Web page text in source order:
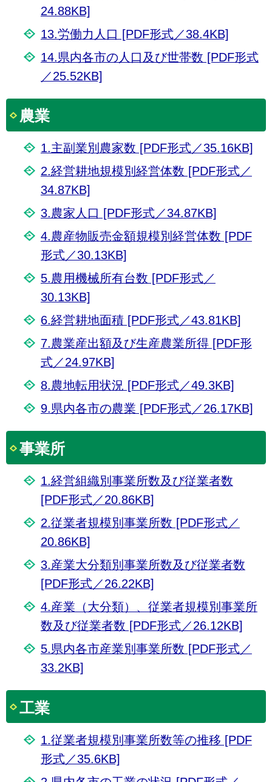
24.88KB]
13.労働力人口 [PDF形式／38.4KB]
14.県内各市の人口及び世帯数 [PDF形式
／25.52KB]
農業
1.主副業別農家数 [PDF形式／35.16KB]
2.経営耕地規模別経営体数 [PDF形式／
34.87KB]
3.農家人口 [PDF形式／34.87KB]
4.農産物販売金額規模別経営体数 [PDF
形式／30.13KB]
5.農用機械所有台数 [PDF形式／
30.13KB]
6.経営耕地面積 [PDF形式／43.81KB]
7.農業産出額及び生産農業所得 [PDF形
式／24.97KB]
8.農地転用状況 [PDF形式／49.3KB]
9.県内各市の農業 [PDF形式／26.17KB]
事業所
1.経営組織別事業所数及び従業者数
[PDF形式／20.86KB]
2.従業者規模別事業所数 [PDF形式／
20.86KB]
3.産業大分類別事業所数及び従業者数
[PDF形式／26.22KB]
4.産業（大分類）、従業者規模別事業所
数及び従業者数 [PDF形式／26.12KB]
5.県内各市産業別事業所数 [PDF形式／
33.2KB]
工業
1.従業者規模別事業所数等の推移 [PDF
形式／35.6KB]